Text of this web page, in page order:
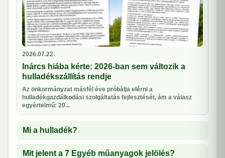
2026.07.22.
Inárcs hiába kérte: 2026-ban sem változik a
hulladékszállítás rendje
Az önkormányzat másfél éve próbálja elérni a
hulladékgazdálkodási szolgáltatás fejlesztését, ám a válasz
egyértelmű: 20...
Mi a hulladék?
Mit jelent a 7 Egyéb műanyagok jelölés?